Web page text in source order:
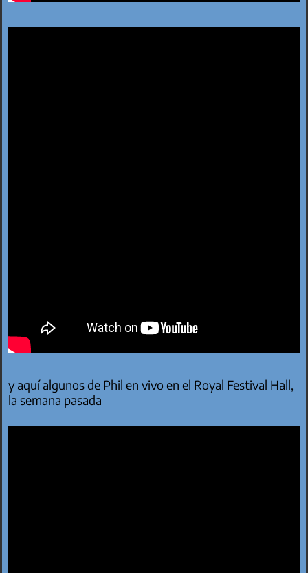
y aquí algunos de Phil en vivo en el Royal Festival Hall,
la semana pasada